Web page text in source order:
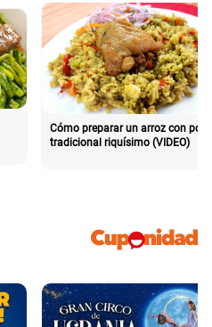
Cómo preparar un arroz con pollo
tradicional riquísimo (VIDEO)